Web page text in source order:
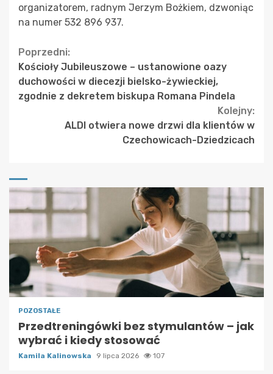
organizatorem, radnym Jerzym Bożkiem, dzwoniąc
na numer 532 896 937.
Continue
Reading
Poprzedni:
Kościoły Jubileuszowe – ustanowione oazy
duchowości w diecezji bielsko-żywieckiej,
zgodnie z dekretem biskupa Romana Pindela
Kolejny:
ALDI otwiera nowe drzwi dla klientów w
Czechowicach-Dziedzicach
POZOSTAŁE
Przedtreningówki bez stymulantów – jak
wybrać i kiedy stosować
Kamila Kalinowska 9 lipca 2026 107